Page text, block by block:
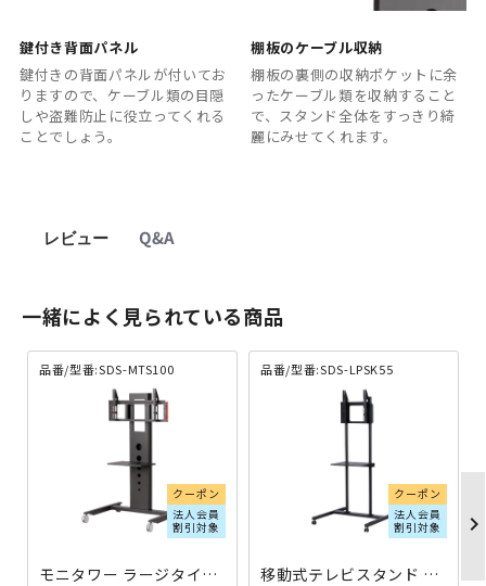
鍵付き背面パネル
鍵付きの背面パネルが付いてお
りますので、ケーブル類の目隠
しや盗難防止に役立ってくれる
ことでしょう。
棚板のケーブル収納
棚板の裏側の収納ポケットに余
ったケーブル類を収納すること
で、スタンド全体をすっきり綺
麗にみせてくれます。
レビュー Q&A
一緒によく見られている商品
品番/型番:SDS-MTS100
クーポン
法人会員
割引対象
モニタワー ラージタイプ W1000×D850×H1660 SDS-MTS100 | 976234
品番/型番:SDS-LPSK55
クーポン
法人会員
割引対象
移動式テレビスタンド W800×D754×H1600 SDS-LPSK55 | 976196
chevron_right